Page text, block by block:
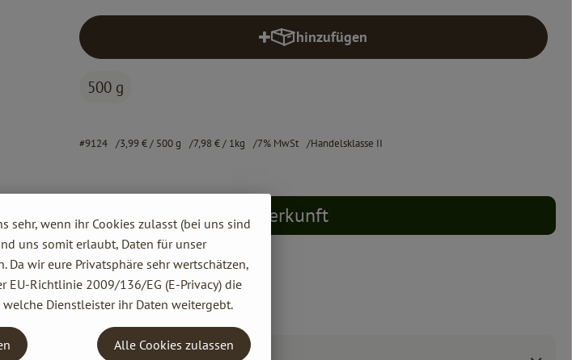
hinzufügen
Produkt zum Warenkorb hinzufügen
500 g
#9124 3,99 €/ 500 g 7,98 €/ 1kg 7% MwSt Handelsklasse II
Herkunft
sehr, wenn ihr Cookies zulasst (bei uns sind
uns somit erlaubt, Daten für unser
Da wir eure Privatsphäre sehr wertschätzen,
EU-Richtlinie 2009/136/EG (E-Privacy) die
Dienstleister ihr Daten weitergebt.
Alle Cookies zulassen